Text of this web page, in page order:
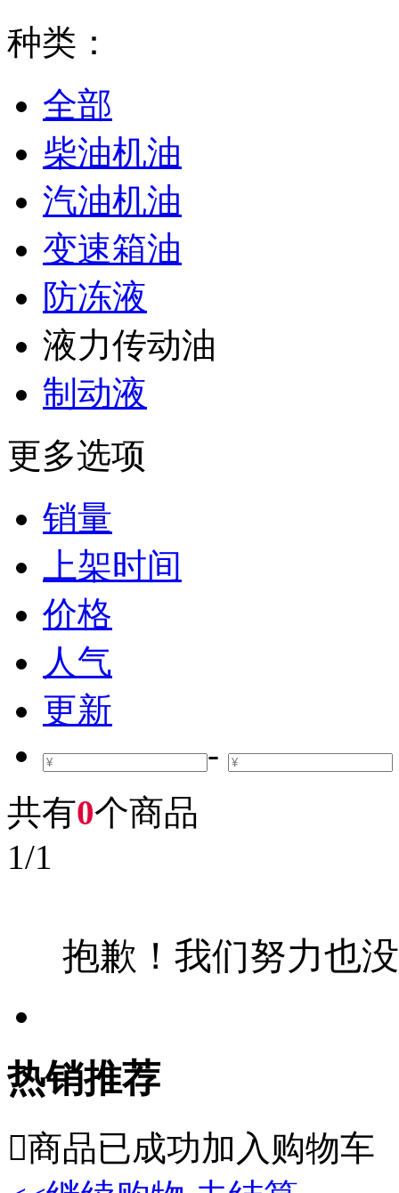
种类：
全部
柴油机油
汽油机油
变速箱油
防冻液
液力传动油
制动液
更多选项
销量
上架时间
价格
人气
更新
-
共有0个商品
1/1
抱歉！我们努力也
热销推荐
商品已成功加入购物车